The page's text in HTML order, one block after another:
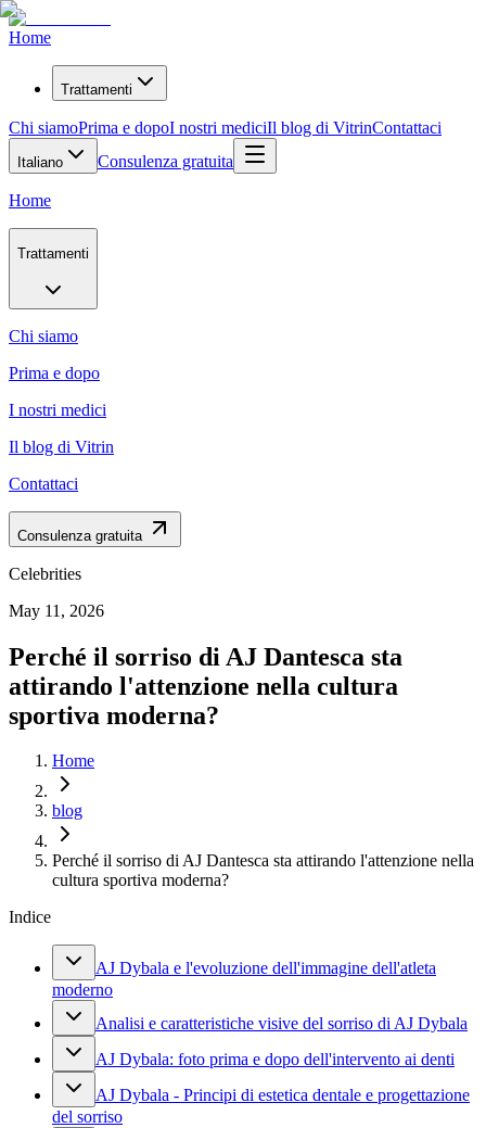
Home
Trattamenti
Chi siamoPrima e dopoI nostri mediciIl blog di VitrinContattaci
Italiano Consulenza gratuita
Home
Trattamenti
Chi siamo
Prima e dopo
I nostri medici
Il blog di Vitrin
Contattaci
Consulenza gratuita
Celebrities
May 11, 2026
Perché il sorriso di AJ Dantesca sta
attirando l'attenzione nella cultura
sportiva moderna?
Home
blog
Perché il sorriso di AJ Dantesca sta attirando l'attenzione nella
cultura sportiva moderna?
Indice
AJ Dybala e l'evoluzione dell'immagine dell'atleta
moderno
Analisi e caratteristiche visive del sorriso di AJ Dybala
AJ Dybala: foto prima e dopo dell'intervento ai denti
AJ Dybala - Principi di estetica dentale e progettazione
del sorriso